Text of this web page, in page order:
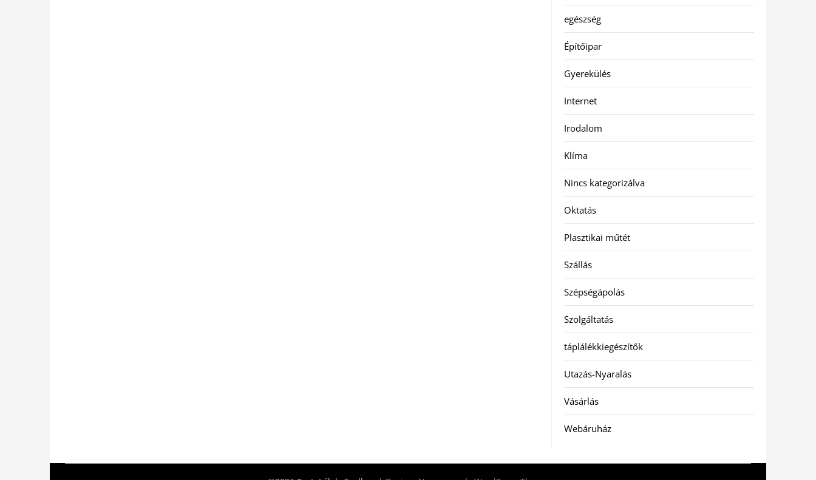
egészség
Építőipar
Gyerekülés
Internet
Irodalom
Klíma
Nincs kategorizálva
Oktatás
Plasztikai műtét
Szállás
Szépségápolás
Szolgáltatás
táplálékkiegészítők
Utazás-Nyaralás
Vásárlás
Webáruház